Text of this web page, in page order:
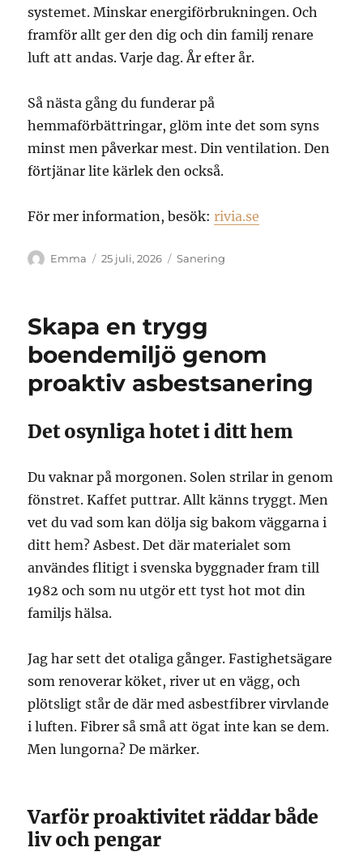
systemet. Minskar energiförbrukningen. Och
framför allt ger den dig och din familj renare
luft att andas. Varje dag. År efter år.
Så nästa gång du funderar på
hemmaförbättringar, glöm inte det som syns
minst men påverkar mest. Din ventilation. Den
förtjänar lite kärlek den också.
För mer information, besök: rivia.se
Författare
Emma
Publicerat
25 juli, 2026 Kategorier
Sanering
Skapa en trygg
boendemiljö genom
proaktiv asbestsanering
Det osynliga hotet i ditt hem
Du vaknar på morgonen. Solen strilar in genom
fönstret. Kaffet puttrar. Allt känns tryggt. Men
vet du vad som kan dölja sig bakom väggarna i
ditt hem? Asbest. Det där materialet som
användes flitigt i svenska byggnader fram till
1982 och som nu utgör ett tyst hot mot din
familjs hälsa.
Jag har sett det otaliga gånger. Fastighetsägare
som renoverar köket, river ut en vägg, och
plötsligt står de där med asbestfibrer virvlande
i luften. Fibrer så små att ögat inte kan se dem.
Men lungorna? De märker.
Varför proaktivitet räddar både
liv och pengar